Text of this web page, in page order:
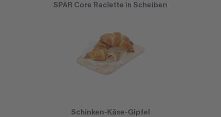
SPAR Core Raclette in Scheiben
Schinken-Käse-Gipfel